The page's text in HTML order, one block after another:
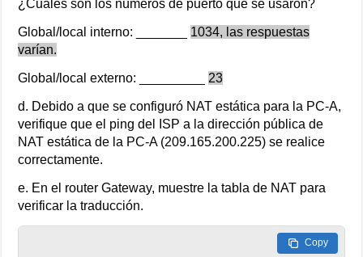
¿Cuáles son los números de puerto que se usaron?
Global/local interno: _______ 1034, las respuestas
varían.
Global/local externo: _________ 23
d. Debido a que se configuró NAT estática para la PC-A,
verifique que el ping del ISP a la dirección pública de
NAT estática de la PC-A (209.165.200.225) se realice
correctamente.
e. En el router Gateway, muestre la tabla de NAT para
verificar la traducción.
Copy